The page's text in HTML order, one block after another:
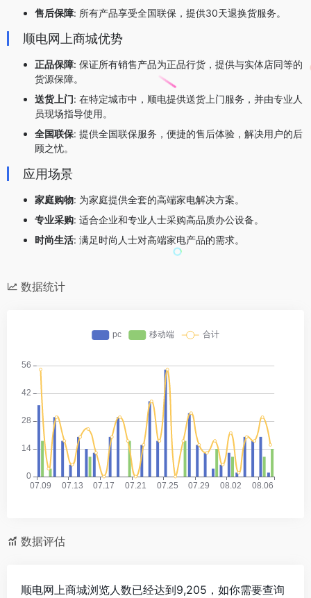
售后保障: 所有产品享受全国联保，提供30天退换货服务。
顺电网上商城优势
正品保障: 保证所有销售产品为正品行货，提供与实体店同等的
货源保障。
送货上门: 在特定城市中，顺电提供送货上门服务，并由专业人
员现场指导使用。
全国联保: 提供全国联保服务，便捷的售后体验，解决用户的后
顾之忧。
应用场景
家庭购物: 为家庭提供全套的高端家电解决方案。
专业采购: 适合企业和专业人士采购高品质办公设备。
时尚生活: 满足时尚人士对高端家电产品的需求。
数据统计
数据评估
顺电网上商城浏览人数已经达到9,205，如你需要查询